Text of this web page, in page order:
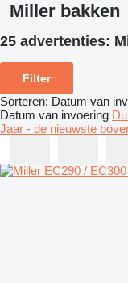
Miller bakken
25 advertenties:
Filter
Sorteren: Datum van
Datum van invoering
Jaar - de nieuwste